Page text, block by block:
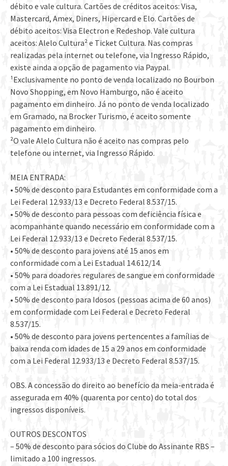
débito e vale cultura. Cartões de créditos aceitos: Visa,
Mastercard, Amex, Diners, Hipercard e Elo. Cartões de
débito aceitos: Visa Electron e Redeshop. Vale cultura
aceitos: Alelo Cultura² e Ticket Cultura. Nas compras
realizadas pela internet ou telefone, via Ingresso Rápido,
existe ainda a opção de pagamento via Paypal.
¹Exclusivamente no ponto de venda localizado no Bourbon
Novo Shopping, em Novo Hamburgo, não é aceito
pagamento em dinheiro. Já no ponto de venda localizado
em Gramado, na Brocker Turismo, é aceito somente
pagamento em dinheiro.
²O vale Alelo Cultura não é aceito nas compras pelo
telefone ou internet, via Ingresso Rápido.
MEIA ENTRADA:
• 50% de desconto para Estudantes em conformidade com a
Lei Federal 12.933/13 e Decreto Federal 8.537/15.
• 50% de desconto para pessoas com deficiência física e
acompanhante quando necessário em conformidade com a
Lei Federal 12.933/13 e Decreto Federal 8.537/15.
• 50% de desconto para jovens até 15 anos em
conformidade com a Lei Estadual 14.612/14.
• 50% para doadores regulares de sangue em conformidade
com a Lei Estadual 13.891/12.
• 50% de desconto para Idosos (pessoas acima de 60 anos)
em conformidade com Lei Federal e Decreto Federal
8.537/15.
• 50% de desconto para jovens pertencentes a famílias de
baixa renda com idades de 15 a 29 anos em conformidade
com a Lei Federal 12.933/13 e Decreto Federal 8.537/15.
OBS. A concessão do direito ao benefício da meia-entrada é
assegurada em 40% (quarenta por cento) do total dos
ingressos disponíveis.
OUTROS DESCONTOS
– 50% de desconto para sócios do Clube do Assinante RBS –
limitado a 100 ingressos.